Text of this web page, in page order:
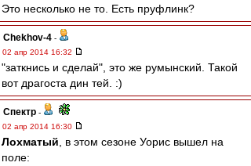
Это несколько не то. Есть пруфлинк?
Chekhov-4 -
02 апр 2014 16:32
"заткнись и сделай", это же румынский. Такой
вот драгоста дин тей. :)
Спектр -
02 апр 2014 16:30
Лохматый , в этом сезоне Уорис вышел на
поле: